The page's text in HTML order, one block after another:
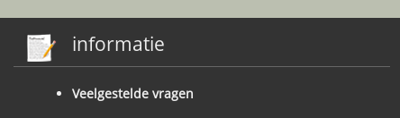
informatie
Veelgestelde vragen